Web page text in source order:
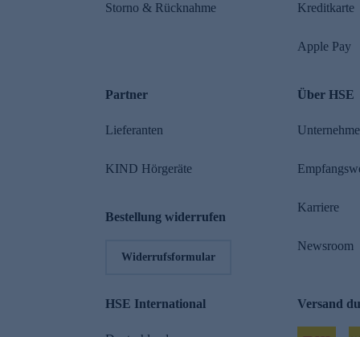
Storno & Rücknahme Kreditkarte
Apple Pay
Partner
Lieferanten
KIND Hörgeräte
Bestellung widerrufen
Widerrufsformular
Über HSE
Karriere
Newsroom
HSE International Versand